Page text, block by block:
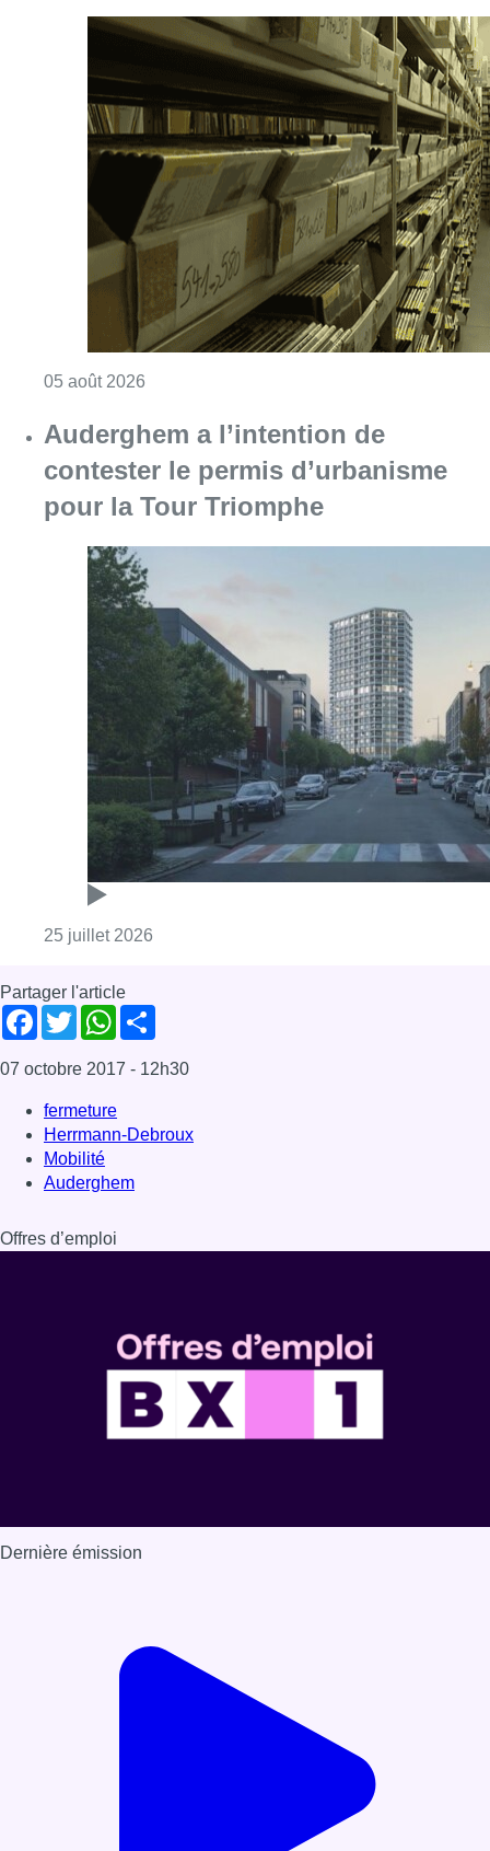
05 août 2026
Auderghem a l’intention de
contester le permis d’urbanisme
pour la Tour Triomphe
25 juillet 2026
Partager l'article
Facebook
TwitterWhatsApp
07 octobre 2017 - 12h30
fermeture
Herrmann-Debroux
Mobilité
Auderghem
Offres d’emploi
Dernière émission